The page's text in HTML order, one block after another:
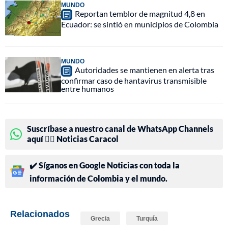
MUNDO
Reportan temblor de magnitud 4,8 en
Ecuador: se sintió en municipios de Colombia
MUNDO
Autoridades se mantienen en alerta tras
confirmar caso de hantavirus transmisible
entre humanos
Suscríbase a nuestro canal de WhatsApp Channels
aquí 👉🏻 Noticias Caracol
✔️ Síganos en Google Noticias con toda la
información de Colombia y el mundo.
Relacionados Grecia Turquía